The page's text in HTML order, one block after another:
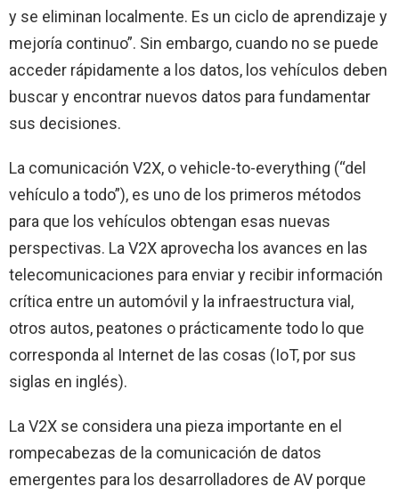
y se eliminan localmente. Es un ciclo de aprendizaje y
mejoría continuo”. Sin embargo, cuando no se puede
acceder rápidamente a los datos, los vehículos deben
buscar y encontrar nuevos datos para fundamentar
sus decisiones.
La comunicación V2X, o vehicle-to-everything (“del
vehículo a todo”), es uno de los primeros métodos
para que los vehículos obtengan esas nuevas
perspectivas. La V2X aprovecha los avances en las
telecomunicaciones para enviar y recibir información
crítica entre un automóvil y la infraestructura vial,
otros autos, peatones o prácticamente todo lo que
corresponda al Internet de las cosas (IoT, por sus
siglas en inglés).
La V2X se considera una pieza importante en el
rompecabezas de la comunicación de datos
emergentes para los desarrolladores de AV porque